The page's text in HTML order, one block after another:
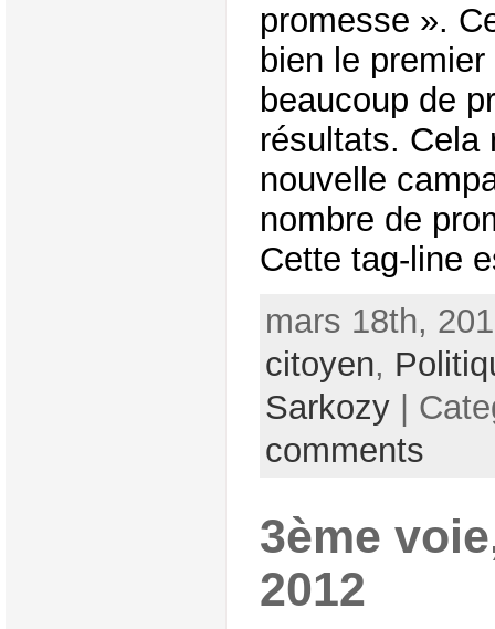
promesse ».
bien le
beaucoup de
résultats. Cela
nouvelle
nombre de
Cette tag-line
mars 18th,
citoyen,
Sarkozy|
comments
3ème
2012